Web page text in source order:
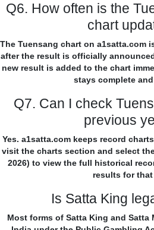
Q6. How often is the
chart
The Tuensang chart on a1satta.com
after the result is officially
new result is added to the chart
stays complete
Q7. Can I check
previous
Yes. a1satta.com keeps record
visit the charts section and select
2026) to view the full historical
results for that
Is Satta King
Most forms of Satta King and Satta